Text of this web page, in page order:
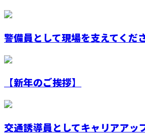
警備員として現場を支えてくだ
【新年のご挨拶】
交通誘導員としてキャリアアッ